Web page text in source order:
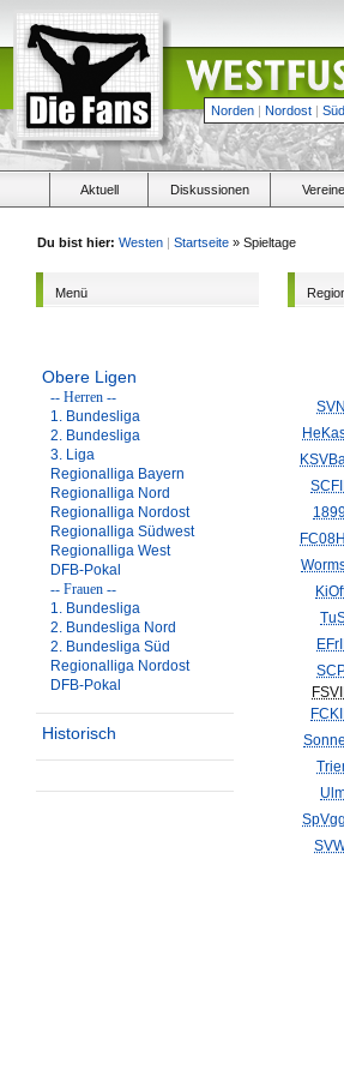
Norden | Nordost |
Aktuell Diskussionen Vereine
Du bist hier: Westen | Startseite » Spieltage
Menü
Obere Ligen
-- Herren --
1. Bundesliga
2. Bundesliga
3. Liga
Regionalliga Bayern
Regionalliga Nord
Regionalliga Nordost
Regionalliga Südwest
Regionalliga West
DFB-Pokal
-- Frauen --
1. Bundesliga
2. Bundesliga Nord
2. Bundesliga Süd
Regionalliga Nordost
DFB-Pokal
Historisch
SVN
SCFII
FC08H
EFrII
FSVII
FCKII
Sonne
SpVgg